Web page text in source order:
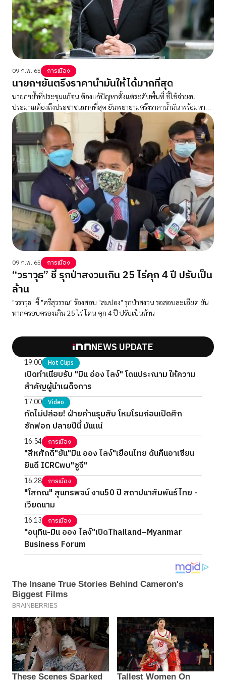
09 ก.พ. 65 การเมือง
นายกฯยันตรึงราคาน้ำมันให้ได้มากที่สุด
นายกฯย้ำที่ประชุมแก้จน ต้องแก้ปัญหาตั้งแต่ระดับพื้นที่ ชี้ใช้จ่ายงบ
ประมาณต้องถึงประชาชนมากที่สุด ยันพยายามตรึงราคาน้ำมัน พร้อมหา
มาตรการที่เหมาะสม
09 ก.พ. 65 การเมือง
“วราวุธ” ชี้ รุกป่าสงวนเกิน 25 ไร่คุก 4 ปี ปรับเป็น
ล้าน
"วราวุธ" ชี้ "ศรีสุวรรณ" ร้องสอบ "สมปอง" รุกป่าสงวน รอสอบละเอียด ยัน
หากครอบครองเกิน 25 ไร่ โดน คุก 4 ปี ปรับเป็นล้าน
NEWS UPDATE
19:00 Hot Clips
เปิดทำเนียบรับ "มิน อ่อง ไลง์" โดนประณาม ให้ความ
สำคัญผู้นำเผด็จการ
17:00 Video
กัดไม่ปล่อย! ฝ่ายค้านรุมสับ โหมโรมก่อนเปิดศึก
ซักฟอก ปลายปีนี้ มันแน่
16:54 การเมือง
"สีหศักดิ์"ยัน"มิน ออง ไลง์"เยือนไทย ดันคืนอาเซียน
ยินดี ICRCพบ"ซูจี"
16:28 การเมือง
"โสภณ" สุนทรพจน์ งาน50 ปี สถาปนาสัมพันธ์ไทย -
เวียดนาม
16:13 การเมือง
"อนุทิน-มิน ออง ไลง์"เปิดThailand–Myanmar
Business Forum